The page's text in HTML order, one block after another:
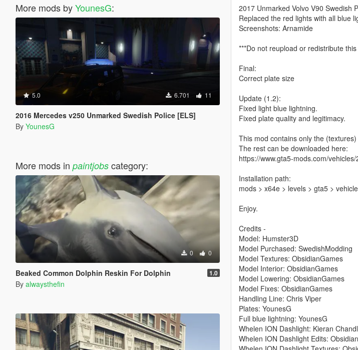
More mods byYounesG:
5.0 6.701 11
2016 Mercedes v250 Unmarked Swedish Police [ELS]
By YounesG
More mods in paintjobscategory:
0 0
Beaked Common Dolphin Reskin For Dolphin 1.0
By alwaysthefin
2017 Unmarked Volvo V90 Swedish
Replaced the red lights with all blue
Screenshots: Arnamide
***Do not reupload or redistribute
Final:
Correct plate size
Update (1.2):
Fixed light blue lightning.
Fixed plate quality and legitimacy.
This mod contains only the
The rest can be downloaded here:
https://www.gta5-mods.com/
Installation path:
mods > x64e > levels > gta5 >
Enjoy.
Credits -
Model: Humster3D
Model Purchased: SwedishModding
Model Textures: ObsidianGames
Model Interior: ObsidianGames
Model Lowering: ObsidianGames
Model Fixes: ObsidianGames
Handling Line: Chris Viper
Plates: YounesG
Full blue lightning: YounesG
Whelen ION Dashlight: Kieran
Whelen ION Dashlight Edits: